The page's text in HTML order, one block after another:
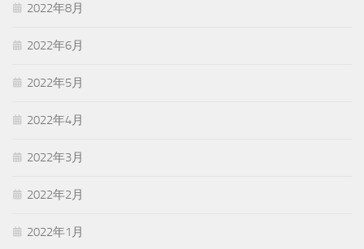
2022年8月
2022年6月
2022年5月
2022年4月
2022年3月
2022年2月
2022年1月